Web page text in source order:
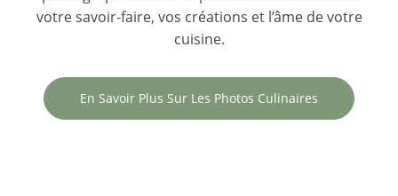
votre savoir-faire, vos créations et l’âme de votre
cuisine.
En Savoir Plus Sur Les Photos Culinaires